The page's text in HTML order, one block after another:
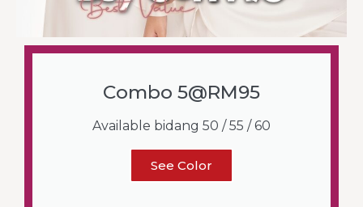
Combo 5@RM95
Available bidang 50 / 55 / 60
See Color